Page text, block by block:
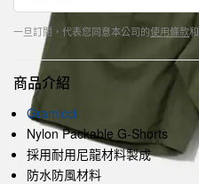
一旦訂閱，代表您同意本公司的使用條款和
商品介紹
Gramicci
Nylon Packable G-Shorts
採用耐用尼龍材料製成
防水防風材料